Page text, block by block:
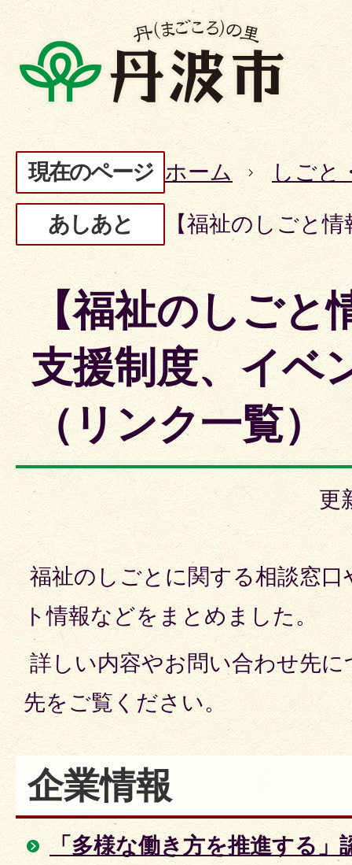
現在のページ ホーム しごと
あしあと 【福祉のしごと
【福祉のしごと
支援制度、イベ
（リンク一覧）
更
福祉のしごとに関する相談窓
ト情報などをまとめました。
詳しい内容やお問い合わせ先に
先をご覧ください。
企業情報
「多様な働き方を推進する」